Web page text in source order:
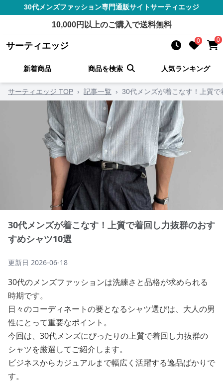
30代メンズファッション専門通販サイトサーティエッジ
10,000円以上のご購入で送料無料
サーティエッジ 0 0
新着商品 商品を検索 人気ランキング
サーティエッジ TOP › 記事一覧 › 30代メンズが着こなす！上質
30代メンズが着こなす！上質で着回し力抜群のおす
すめシャツ10選
更新日 2026-06-18
30代のメンズファッションは洗練さと品格が求められる
時期です。
日々のコーディネートの要となるシャツ選びは、大人の男
性にとって重要なポイント。
今回は、30代メンズにぴったりの上質で着回し力抜群の
シャツを厳選してご紹介します。
ビジネスからカジュアルまで幅広く活躍する逸品ばかりで
す。